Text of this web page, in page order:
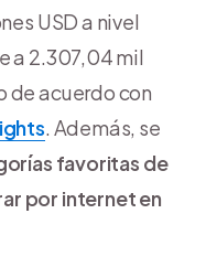
USD a nivel
a 2.307,04 mil
de acuerdo con
. Además, se
favoritas de
por internet en